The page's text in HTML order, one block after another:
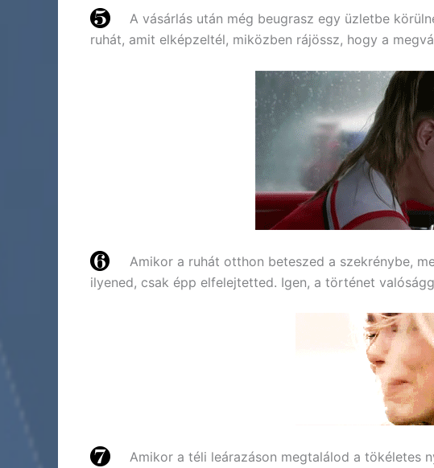
A vásárlás után még beugrasz egy üzletbe
ruhát, amit elképzeltél, miközben rájössz, hogy a
Amikor a ruhát otthon beteszed a szekrénybe,
ilyened, csak épp elfelejtetted. Igen, a történet
Amikor a téli leárazáson megtalálod a tökéletes